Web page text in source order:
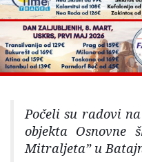
Počeli su radovi
objekta Osnovne
Mitraljeta” u